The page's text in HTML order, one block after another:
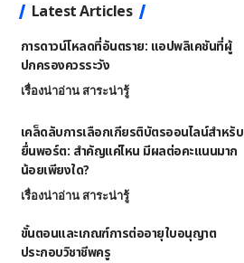
Latest Articles
การดาวน์โหลดที่อันตราย: แอปพลิเคชันที่ผู้
ปกครองควรระวัง
เรื่องน่าอ่าน สาระน่ารู้
เคล็ดลับการเลือกเกียรติบัตรออนไลน์สำหรับ
ยื่นพอร์ต: สำคัญแค่ไหน มีผลต่อคะแนนมาก
น้อยเพียงใด?
เรื่องน่าอ่าน สาระน่ารู้
ขั้นตอนและเกณฑ์การต่ออายุใบอนุญาต
ประกอบวิชาชีพครู